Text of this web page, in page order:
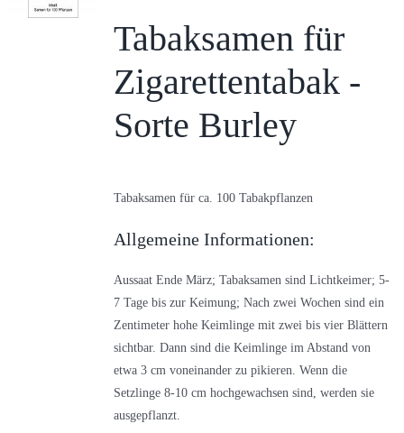
Tabaksamen für
Zigarettentabak -
Sorte Burley
Tabaksamen für ca. 100 Tabakpflanzen
Allgemeine Informationen:
Aussaat Ende März; Tabaksamen sind Lichtkeimer; 5-
7 Tage bis zur Keimung; Nach zwei Wochen sind ein
Zentimeter hohe Keimlinge mit zwei bis vier Blättern
sichtbar. Dann sind die Keimlinge im Abstand von
etwa 3 cm voneinander zu pikieren. Wenn die
Setzlinge 8-10 cm hochgewachsen sind, werden sie
ausgepflanzt.